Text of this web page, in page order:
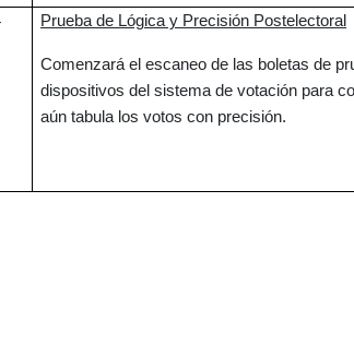
Prueba de Lógica y Precisión Postelectoral
Comenzará el escaneo de las boletas de
dispositivos del sistema de votación para
aún tabula los votos con precisión.